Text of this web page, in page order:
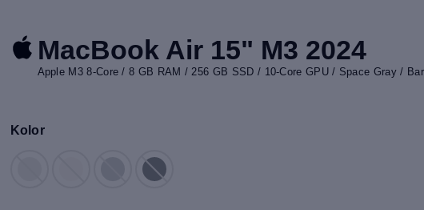
MacBook Air 15" M3 2024
Apple M3 8-Core / 8 GB RAM / 256 GB SSD / 10-Core GPU / Space Gray /
Kolor